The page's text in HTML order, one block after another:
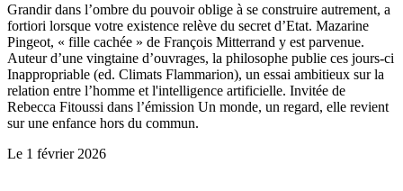
Grandir dans l’ombre du pouvoir oblige à se construire autrement, a
fortiori lorsque votre existence relève du secret d’Etat. Mazarine
Pingeot, « fille cachée » de François Mitterrand y est parvenue.
Auteur d’une vingtaine d’ouvrages, la philosophe publie ces jours-ci
Inappropriable (ed. Climats Flammarion), un essai ambitieux sur la
relation entre l’homme et l'intelligence artificielle. Invitée de
Rebecca Fitoussi dans l’émission Un monde, un regard, elle revient
sur une enfance hors du commun.
Le 1 février 2026